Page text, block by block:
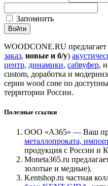
Запомнить
WOODCONE.RU
заказ, новые и б/у)
центр, динамики, сабвуфер,
custom, доработка и
серии wood cone по
территории России.
Полезные ссылки
ООО «А365» — Ваш
металлопроката,
продукция с России и
Moneta365.ru
золотые и медные).
Kentshop.ru частная